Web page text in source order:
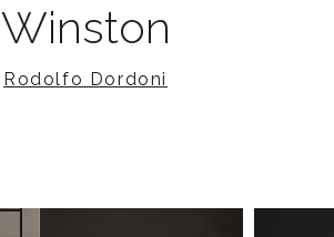
Winston
Rodolfo Dordoni